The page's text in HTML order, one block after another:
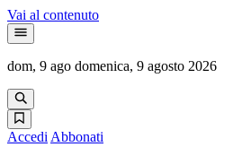
Vai al contenuto
dom, 9 ago domenica, 9 agosto 2026
Accedi Abbonati